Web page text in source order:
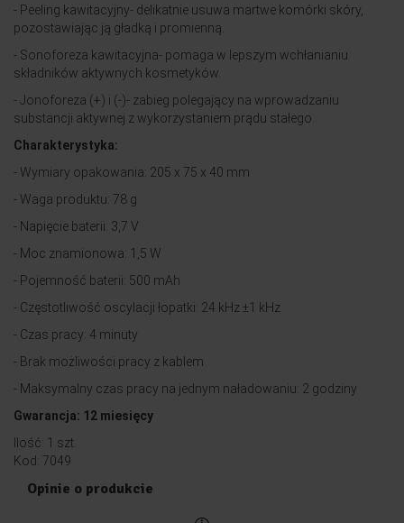
- Peeling kawitacyjny- delikatnie usuwa martwe komórki skóry,
pozostawiając ją gładką i promienną.
- Sonoforeza kawitacyjna- pomaga w lepszym wchłanianiu
składników aktywnych kosmetyków.
- Jonoforeza (+) i (-)- zabieg polegający na wprowadzaniu
substancji aktywnej z wykorzystaniem prądu stałego.
Charakterystyka:
- Wymiary opakowania: 205 x 75 x 40 mm
- Waga produktu: 78 g
- Napięcie baterii: 3,7 V
- Moc znamionowa: 1,5 W
- Pojemność baterii: 500 mAh
- Częstotliwość oscylacji łopatki: 24 kHz ±1 kHz
- Czas pracy: 4 minuty
- Brak możliwości pracy z kablem
- Maksymalny czas pracy na jednym naładowaniu: 2 godziny
Gwarancja: 12 miesięcy
Ilość: 1 szt.
Kod: 7049
Opinie o produkcie